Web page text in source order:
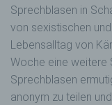
Sprechblasen in
von sexistischen
Lebensalltag von
Woche eine weitere
Sprechblasen
anonym zu teilen